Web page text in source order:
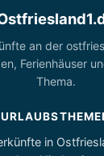
an der
Ferienhäuser
Thema.
in